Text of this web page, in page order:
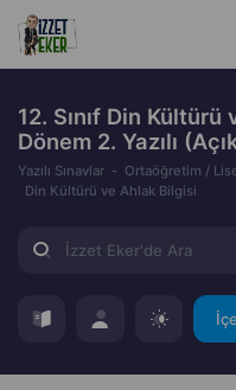
12. Sınıf Din
Dönem 2. Yazılı
Yazılı Sınavlar Ortaöğretim /
Din Kültürü ve Ahlak Bilgisi